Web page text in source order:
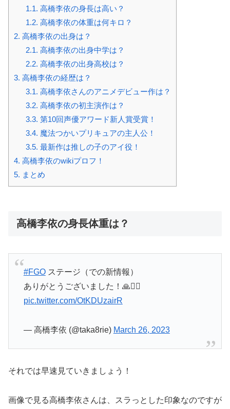
1.1. 高橋李依の身長は高い？
1.2. 高橋李依の体重は何キロ？
2. 高橋李依の出身は？
2.1. 高橋李依の出身中学は？
2.2. 高橋李依の出身高校は？
3. 高橋李依の経歴は？
3.1. 高橋李依さんのアニメデビュー作は？
3.2. 高橋李依の初主演作は？
3.3. 第10回声優アワード新人賞受賞！
3.4. 魔法つかいプリキュアの主人公！
3.5. 最新作は推しの子のアイ役！
4. 高橋李依のwikiプロフ！
5. まとめ
高橋李依の身長体重は？
#FGOステージ（での新情報）
ありがとうございました！🙏🙇‍♀️
pic.twitter.com/OtKDUzairR
— 高橋李依 (@taka8rie) March 26, 2023
それでは早速見ていきましょう！
画像で見る高橋李依さんは、スラっとした印象なのですが